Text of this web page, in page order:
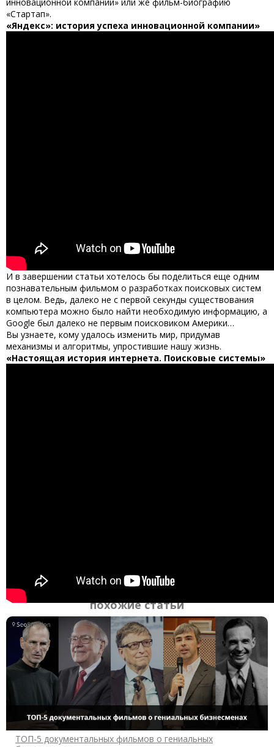
«Стартап».
«Яндекс»: история успеха инновационной компании»
И в завершении статьи хотелось бы поделиться еще одним
познавательным фильмом о разработках поисковых систем
в целом. Ведь, далеко не с первой секунды существования
компьютера можно было найти необходимую информацию, а
Google был далеко не первым поисковиком Америки…
Вы узнаете, кому удалось изменить мир, придумав
механизмы и алгоритмы, упростившие нашу жизнь.
«Настоящая история интернета. Поисковые системы»
похожие статьи
ТОП-5 документальных фильмов о гениальных